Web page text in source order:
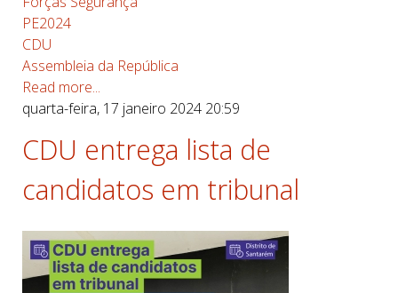
PE2024
CDU
Assembleia da República
Read more...
quarta-feira, 17 janeiro 2024 20:59
CDU entrega lista de
candidatos em tribunal